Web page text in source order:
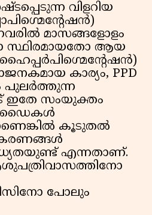
വിളറിയ
മാസങ്ങളോളം
സ്ഥിരമായതോ ആയ
കാര്യം, PPD
പുലർത്തുന്ന
ഇതേ സംയുക്തം
ഡൈകൾ
കൂടുതൽ
എന്നതാണ്.
പോലും